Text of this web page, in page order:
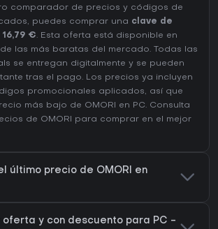
comparador de precios y códigos de
puedes comprar una clave de
16,79 €. Esta oferta está disponible en
las más baratas del mercado. Todas las
se entregan digitalmente y se pueden
tras el pago. Los precios ya incluyen
promocionales aplicados, así que
más bajo de OMORI en PC. Consulta
de OMORI
para comprar en el mejor
último precio de OMORI en
oferta y con descuento para PC -